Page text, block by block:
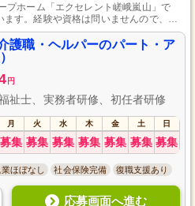
プホーム「エクセレント嵯峨嵐山」で
す。経験や資格は問いませんので、介
。パート・アルバイトとして働きやすい
したサービスを提供することができま
温かい雰囲気の中で一緒に働きません
応募をお待ちしています。
護職・ヘルパーのパート・ア
円
祉士、実務者研修、初任者研修
月 火 水 木 金 土 日
募集 募集 募集 募集 募集 募集 募集
ほぼなし 社会保険完備 復職支援あり
応募画面へ進む